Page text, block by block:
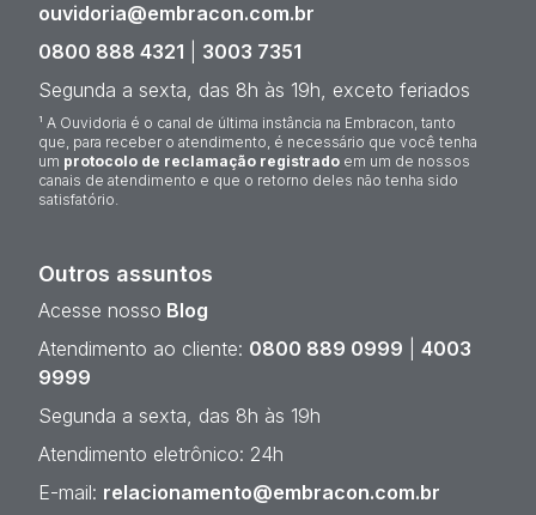
ouvidoria@embracon.com.br
0800 888 4321
3003 7351
Segunda a sexta, das 8h às 19h, exceto feriados
¹ A Ouvidoria é o canal de última instância na Embracon, tanto
que, para receber o atendimento, é necessário que você tenha
um protocolo de reclamação registrado em um de nossos
canais de atendimento e que o retorno deles não tenha sido
satisfatório.
Outros assuntos
Acesse nosso Blog
Atendimento ao cliente: 0800 889 0999
4003
9999
Segunda a sexta, das 8h às 19h
Atendimento eletrônico: 24h
E-mail: relacionamento@embracon.com.br